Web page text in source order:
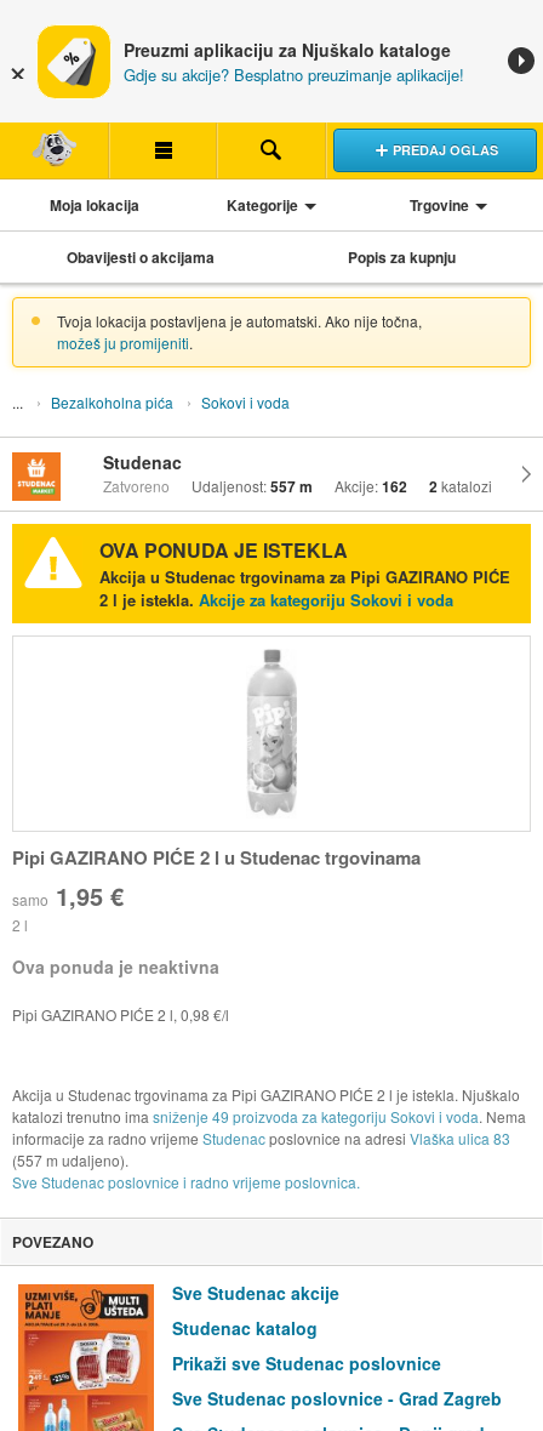
Preuzmi aplikaciju za Njuškalo kataloge
Gdje su akcije? Besplatno preuzimanje aplikacije!
PREDAJ OGLAS
Moja lokacija Kategorije Trgovine
Obavijesti o akcijama Popis za kupnju
Tvoja lokacija postavljena je automatski. Ako nije točna,
možeš ju promijeniti.
Bezalkoholna pića Sokovi i voda
Studenac
Zatvoreno Udaljenost:557 m Akcije:162 2katalozi
OVA PONUDA JE ISTEKLA
Akcija u Studenac trgovinama za Pipi GAZIRANO PIĆE
2 l je istekla. Akcije za kategoriju Sokovi i voda
Pipi GAZIRANO PIĆE 2 l u Studenac trgovinama
samo 1,95 €
2 l
Ova ponuda je neaktivna
Pipi GAZIRANO PIĆE 2 l, 0,98 €/l
Akcija u Studenac trgovinama za Pipi GAZIRANO PIĆE 2 l je istekla. Njuškalo
katalozi trenutno ima sniženje 49 proizvoda za kategoriju Sokovi i voda. Nema
informacije za radno vrijeme Studenacposlovnice na adresi Vlaška ulica 83
(557 m udaljeno).
Sve Studenac poslovnice i radno vrijeme poslovnica.
POVEZANO
Sve Studenac akcije
Studenac katalog
Prikaži sve Studenac poslovnice
Sve Studenac poslovnice - Grad Zagreb